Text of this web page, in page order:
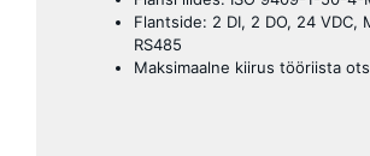
Flantside: 2 DI, 2 DO, 24 VDC,
RS485
Maksimaalne kiirus tööriista